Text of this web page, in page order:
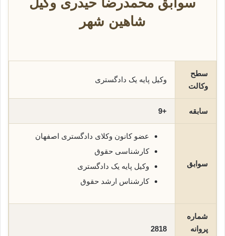
سوابق محمدرضا حیدری وکیل
شاهین شهر
سطح
وکالت
وکیل پایه یک دادگستری
سابقه +9
سوابق
عضو کانون وکلای دادگستری اصفهان
کارشناسی حقوق
وکیل پایه یک دادگستری
کارشناس ارشد حقوق
شماره
پروانه
2818